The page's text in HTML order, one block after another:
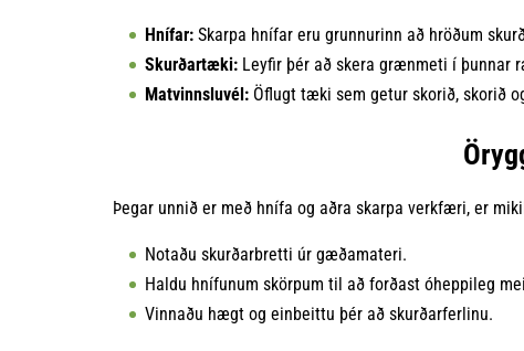
Hnífar: Skarpa hnífar eru grunnurinn að hröðum
Skurðartæki: Leyfir þér að skera grænmeti í þunnar
Matvinnsluvél: Öflugt tæki sem getur skorið, skorið
Þegar unnið er með hnífa og aðra skarpa verkfæri, er
Notaðu skurðarbretti úr gæðamateri.
Haldu hnífunum skörpum til að forðast óheppileg
Vinnaðu hægt og einbeittu þér að skurðarferlinu.